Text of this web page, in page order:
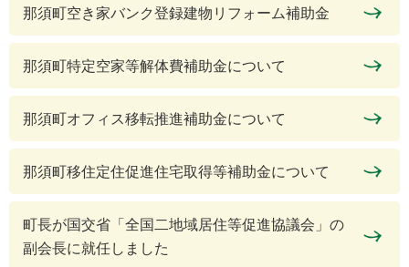
那須町空き家バンク登録建物リフォーム補助金
那須町特定空家等解体費補助金について
那須町オフィス移転推進補助金について
那須町移住定住促進住宅取得等補助金について
町長が国交省「全国二地域居住等促進協議会」の
副会長に就任しました